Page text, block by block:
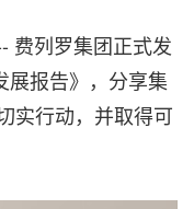
费列罗集团正式发
展报告》，分享集
实行动，并取得可